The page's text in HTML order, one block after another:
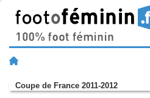
Coupe de France 2011-2012